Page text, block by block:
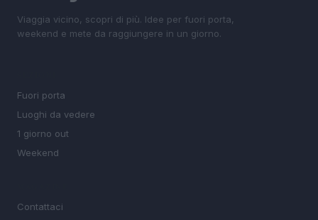
Viaggia vicino, scopri di più. Idee per fuori porta,
weekend e mete da raggiungere in un giorno.
Fuori porta
Luoghi da vedere
1 giorno out
Weekend
Contattaci